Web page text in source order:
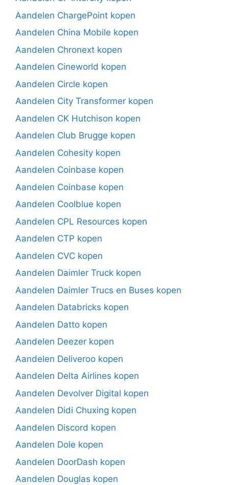
Aandelen ChargePoint kopen
Aandelen China Mobile kopen
Aandelen Chronext kopen
Aandelen Cineworld kopen
Aandelen Circle kopen
Aandelen City Transformer kopen
Aandelen CK Hutchison kopen
Aandelen Club Brugge kopen
Aandelen Cohesity kopen
Aandelen Coinbase kopen
Aandelen Coinbase kopen
Aandelen Coolblue kopen
Aandelen CPL Resources kopen
Aandelen CTP kopen
Aandelen CVC kopen
Aandelen Daimler Truck kopen
Aandelen Daimler Trucs en Buses kopen
Aandelen Databricks kopen
Aandelen Datto kopen
Aandelen Deezer kopen
Aandelen Deliveroo kopen
Aandelen Delta Airlines kopen
Aandelen Devolver Digital kopen
Aandelen Didi Chuxing kopen
Aandelen Discord kopen
Aandelen Dole kopen
Aandelen DoorDash kopen
Aandelen Douglas kopen